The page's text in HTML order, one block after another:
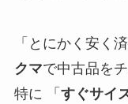
「とにかく安く
クマで中古品を
特に 「 すぐサイ